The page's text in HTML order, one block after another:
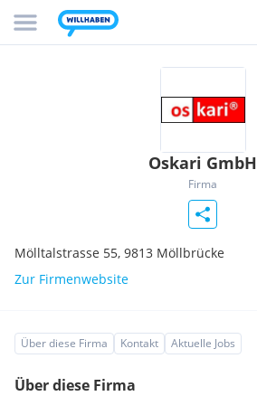
Oskari GmbH
Firma
Mölltalstrasse 55, 9813 Möllbrücke
Zur Firmenwebsite
Über diese Firma Kontakt Aktuelle Jobs
Über diese Firma